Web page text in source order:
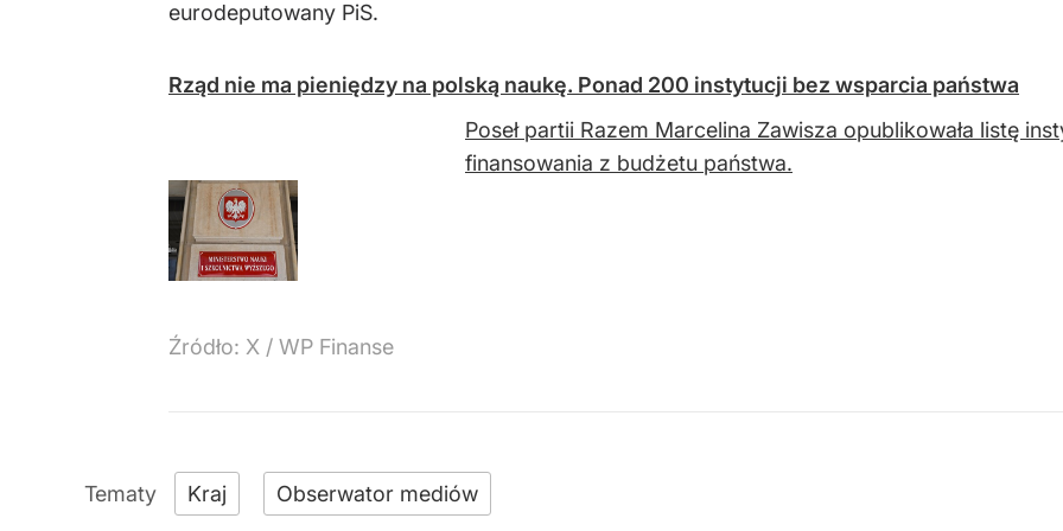
eurodeputowany PiS.
Rząd nie ma pieniędzy na polską naukę. Ponad 200 instytucji bez wsparcia państwa
Poseł partii Razem Marcelina Zawisza opublikowała listę
finansowania z budżetu państwa.
Źródło: X / WP Finanse
Kraj Obserwator mediów